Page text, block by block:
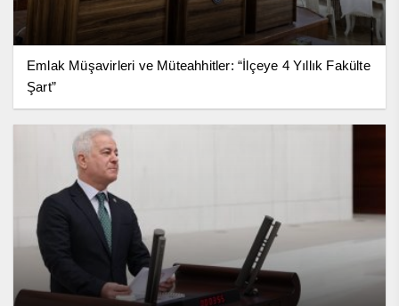
Emlak Müşavirleri ve Müteahhitler: “İlçeye 4 Yıllık Fakülte
Şart”